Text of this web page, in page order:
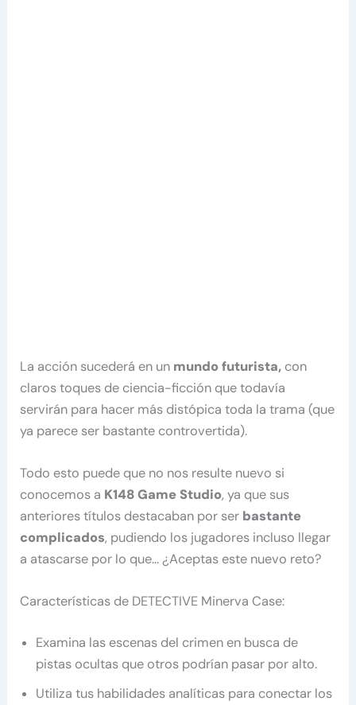
La acción sucederá en un mundo futurista, con
claros toques de ciencia-ficción que todavía
servirán para hacer más distópica toda la trama (que
ya parece ser bastante controvertida).
Todo esto puede que no nos resulte nuevo si
conocemos a K148 Game Studio, ya que sus
anteriores títulos destacaban por ser bastante
complicados, pudiendo los jugadores incluso llegar
a atascarse por lo que… ¿Aceptas este nuevo reto?
Características de DETECTIVE Minerva Case:
Examina las escenas del crimen en busca de
pistas ocultas que otros podrían pasar por alto.
Utiliza tus habilidades analíticas para conectar los